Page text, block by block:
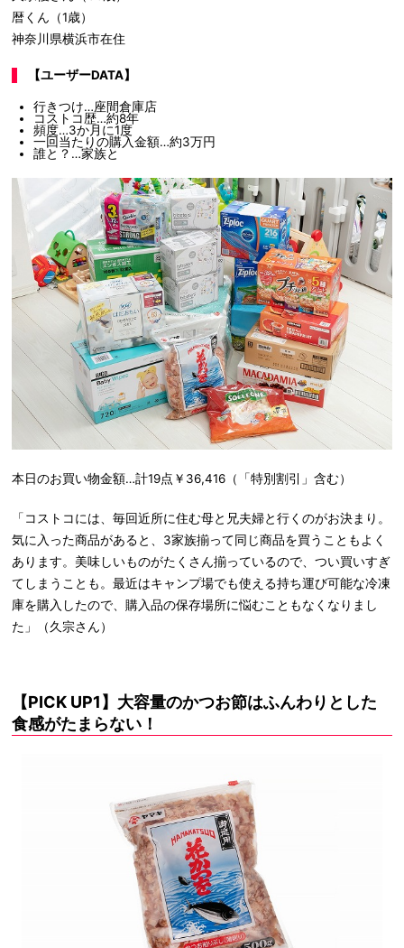
暦くん（1歳）
神奈川県横浜市在住
【ユーザーDATA】
行きつけ…座間倉庫店
コストコ歴…約8年
頻度…3か月に1度
一回当たりの購入金額…約3万円
誰と？…家族と
本日のお買い物金額…計19点￥36,416（「特別割引」含む）
「コストコには、毎回近所に住む母と兄夫婦と行くのがお決まり。
気に入った商品があると、3家族揃って同じ商品を買うこともよく
あります。美味しいものがたくさん揃っているので、つい買いすぎ
てしまうことも。最近はキャンプ場でも使える持ち運び可能な冷凍
庫を購入したので、購入品の保存場所に悩むこともなくなりまし
た」（久宗さん）
【PICK UP1】大容量のかつお節はふんわりとした
食感がたまらない！